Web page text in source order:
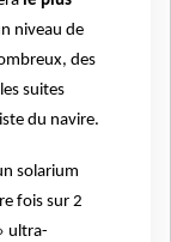
niveau de
des
suites
du navire.
solarium
fois sur 2
ultra-